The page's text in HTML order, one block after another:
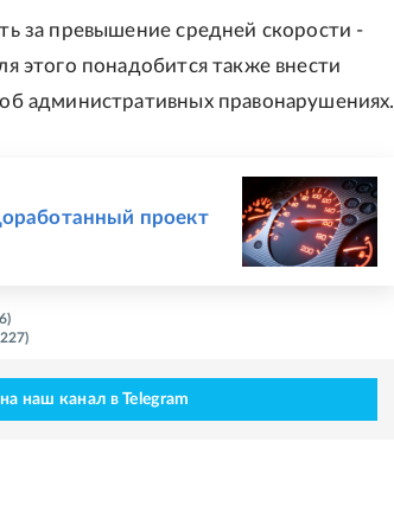
за превышение средней скорости -
этого понадобится также внести
административных правонарушениях.
проект
наш канал в Telegram